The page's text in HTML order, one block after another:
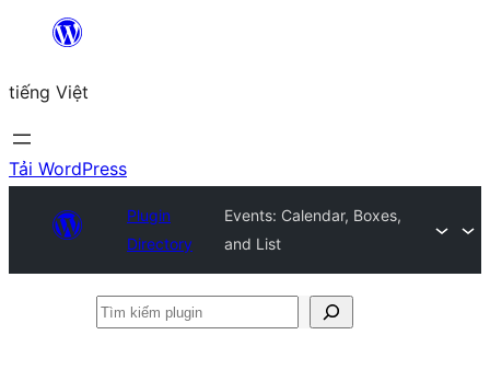
Chuyển
phần
nội
dung
tiếng Việt
Tải WordPress
Plugin
Directory
Events: Calendar, Boxes,
and List
Tìm